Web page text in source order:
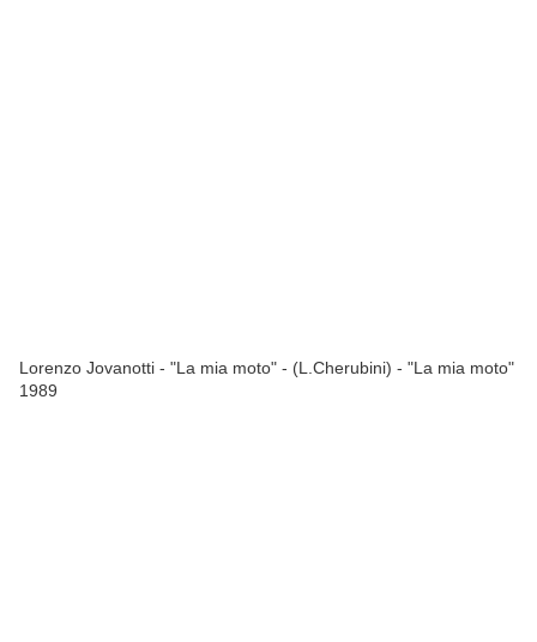
Lorenzo Jovanotti - "La mia moto" - (L.Cherubini) - "La mia moto"
1989